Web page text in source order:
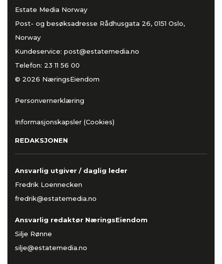
Estate Media Norway
Post- og besøksadresse Rådhusgata 26, 0151 Oslo,
Norway
Kundeservice: post@estatemedia.no
Telefon: 23 11 56 00
© 2026 NæringsEiendom
Personvernerklæring
Informasjonskapsler (Cookies)
REDAKSJONEN
Ansvarlig utgiver / daglig leder
Fredrik Loennecken
fredrik@estatemedia.no
Ansvarlig redaktør NæringsEiendom
Silje Rønne
silje@estatemedia.no